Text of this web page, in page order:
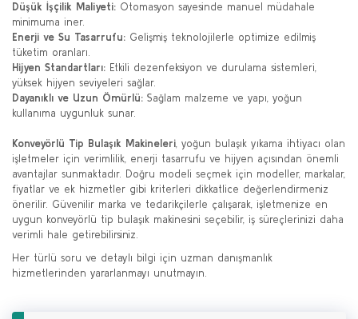
Düşük İşçilik Maliyeti: Otomasyon sayesinde manuel müdahale
minimuma iner.
Enerji ve Su Tasarrufu: Gelişmiş teknolojilerle optimize edilmiş
tüketim oranları.
Hijyen Standartları: Etkili dezenfeksiyon ve durulama sistemleri,
yüksek hijyen seviyeleri sağlar.
Dayanıklı ve Uzun Ömürlü: Sağlam malzeme ve yapı, yoğun
kullanıma uygunluk sunar.
Konveyörlü Tip Bulaşık Makineleri, yoğun bulaşık yıkama ihtiyacı olan
işletmeler için verimlilik, enerji tasarrufu ve hijyen açısından önemli
avantajlar sunmaktadır. Doğru modeli seçmek için modeller, markalar,
fiyatlar ve ek hizmetler gibi kriterleri dikkatlice değerlendirmeniz
önerilir. Güvenilir marka ve tedarikçilerle çalışarak, işletmenize en
uygun konveyörlü tip bulaşık makinesini seçebilir, iş süreçlerinizi daha
verimli hale getirebilirsiniz.
Her türlü soru ve detaylı bilgi için uzman danışmanlık
hizmetlerinden yararlanmayı unutmayın.